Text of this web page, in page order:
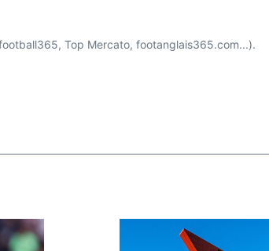
Top Mercato, footanglais365.com...).